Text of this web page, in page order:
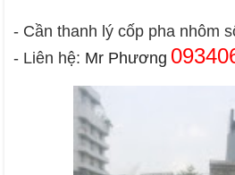
- Cần thanh lý cốp pha nhôm
- Liên hệ: Mr Phương